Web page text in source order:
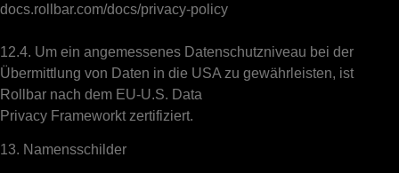
docs.rollbar.com/docs/privacy-policy
12.4. Um ein angemessenes Datenschutzniveau bei der
Übermittlung von Daten in die USA zu gewährleisten, ist
Rollbar nach dem EU-U.S. Data
Privacy Frameworkt zertifiziert.
13. Namensschilder